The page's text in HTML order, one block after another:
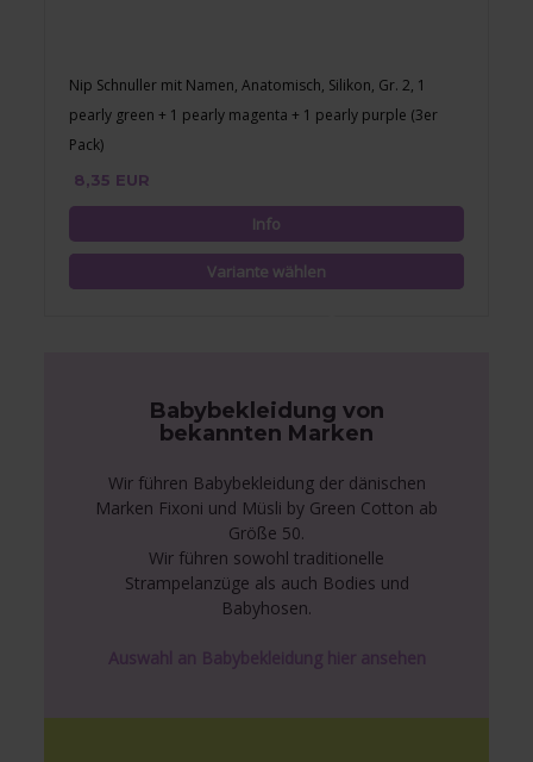
Nip Schnuller mit Namen, Anatomisch, Silikon, Gr. 2, 1
pearly green + 1 pearly magenta + 1 pearly purple (3er
Pack)
8,35 EUR
Babybekleidung von
bekannten Marken
Wir führen Babybekleidung der dänischen
Marken Fixoni und Müsli by Green Cotton ab
Größe 50.
Wir führen sowohl traditionelle
Strampelanzüge als auch Bodies und
Babyhosen.
Auswahl an Babybekleidung hier ansehen